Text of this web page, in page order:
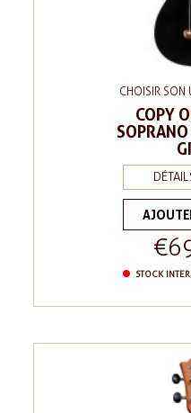
CHOISIR SON
COPY
Price
STOCK